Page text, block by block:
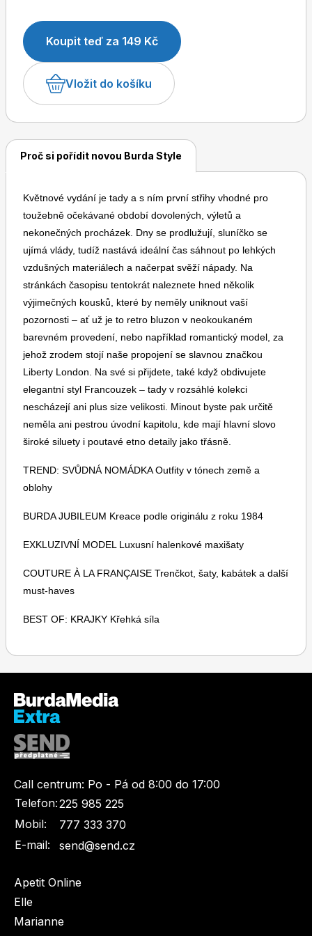
Dětské časopisy
Burda Kids
Toprecepty.cz
etno detaily jako třásně. TREND: SVŮDNÁ
NOMÁDKA Outfity v tónech země a oblohy BURDA
JUBILEUM Kreace podle originálu z roku 1984
EXKLUZIVNÍ MODEL Luxusní halenkové maxišaty
COUTURE À LA FRANÇAISE Trenčkot, šaty, kabátek
Koupit teď za 149 Kč
Vložit do košíku
Proč si pořídit novou Burda Style
Květnové vydání je tady a s ním první střihy vhodné pro
toužebně očekávané období dovolených, výletů a
nekonečných procházek. Dny se prodlužují, sluníčko se
ujímá vlády, tudíž nastává ideální čas sáhnout po lehkých
vzdušných materiálech a načerpat svěží nápady. Na
stránkách časopisu tentokrát naleznete hned několik
výjimečných kousků, které by neměly uniknout vaší
pozornosti – ať už je to retro bluzon v neokoukaném
barevném provedení, nebo například romantický model, za
jehož zrodem stojí naše propojení se slavnou značkou
Liberty London. Na své si přijdete, také když obdivujete
elegantní styl Francouzek – tady v rozsáhlé kolekci
nescházejí ani plus size velikosti. Minout byste pak určitě
neměla ani pestrou úvodní kapitolu, kde mají hlavní slovo
široké siluety i poutavé etno detaily jako třásně.
TREND: SVŮDNÁ NOMÁDKA Outfity v tónech země a
oblohy
BURDA JUBILEUM Kreace podle originálu z roku 1984
EXKLUZIVNÍ MODEL Luxusní halenkové maxišaty
COUTURE À LA FRANÇAISE Trenčkot, šaty, kabátek a další
must-haves
BEST OF: KRAJKY Křehká síla
Call centrum: Po - Pá od 8:00 do 17:00
Telefon:225 985 225
Mobil:
777 333 370
E-mail:
send@send.cz
Apetit Online
Elle
Marianne